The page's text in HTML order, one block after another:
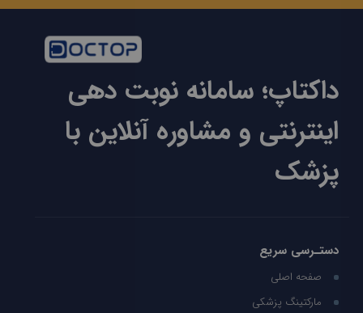
داکتاپ؛ سامانه نوبت دهی
اینترنتی و مشاوره آنلاین با
پزشک
دستـرسی سریع
صفحه اصلی
مارکتینگ پزشکی